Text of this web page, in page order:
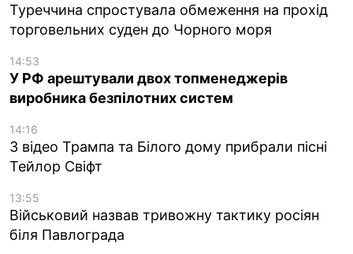
Туреччина спростувала обмеження на прохід
торговельних суден до Чорного моря
14:53
У РФ арештували двох топменеджерів
виробника безпілотних систем
14:16
З відео Трампа та Білого дому прибрали пісні
Тейлор Свіфт
13:55
Військовий назвав тривожну тактику росіян
біля Павлограда